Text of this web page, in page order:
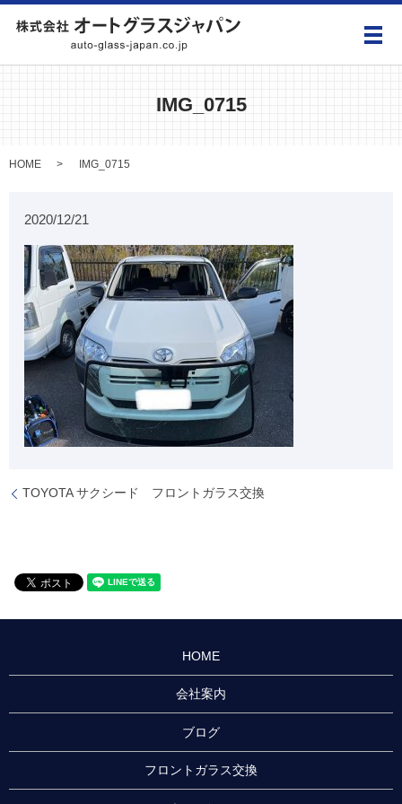
メ
IMG_0715
HOME IMG_0715
2020/12/21
TOYOTA サクシード フロントガラス交換
HOME
会社案内
ブログ
フロントガラス交換